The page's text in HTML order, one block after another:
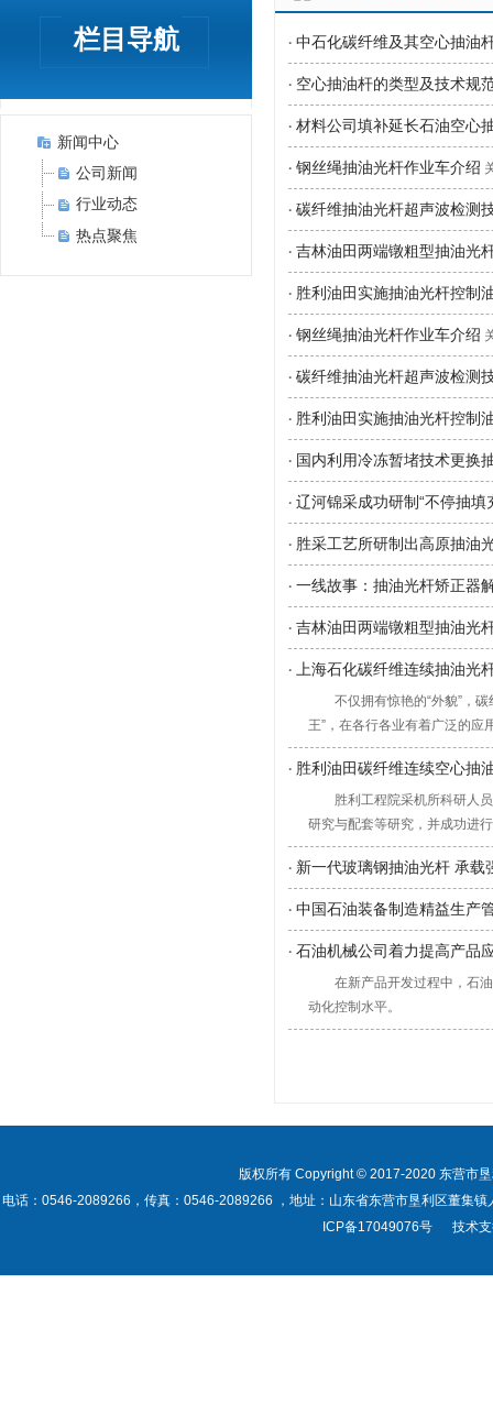
栏目导航
新闻中心
公司新闻
行业动态
热点聚焦
· 中石化碳纤维及其空心抽油
· 空心抽油杆的类型及技术规
· 材料公司填补延长石油空心
· 钢丝绳抽油光杆作业车介绍
· 碳纤维抽油光杆超声波检测
· 吉林油田两端镦粗型抽油光
· 胜利油田实施抽油光杆控制
· 钢丝绳抽油光杆作业车介绍
· 碳纤维抽油光杆超声波检测
· 胜利油田实施抽油光杆控制
· 国内利用冷冻暂堵技术更换
· 辽河锦采成功研制“不停抽填
· 胜采工艺所研制出高原抽油
· 一线故事：抽油光杆矫正器
· 吉林油田两端镦粗型抽油光
· 上海石化碳纤维连续抽油光
不仅拥有惊艳的“外貌”，
王”，在各行各业有着广泛的
· 胜利油田碳纤维连续空心抽
胜利工程院采机所科研人
研究与配套等研究，并成功进
· 新一代玻璃钢抽油光杆 承载
· 中国石油装备制造精益生产
· 石油机械公司着力提高产品
在新产品开发过程中，石
动化控制水平。
版权所有 Copyright © 2017-2020 东营市
电话：0546-2089266，传真：0546-2089266 ，地址：山东省东营市垦利区董集
ICP备17049076号
技术